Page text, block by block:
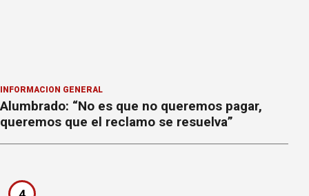
INFORMACION GENERAL
Alumbrado: “No es que no queremos pagar,
queremos que el reclamo se resuelva”